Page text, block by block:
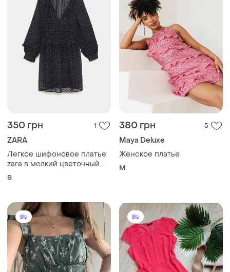
350 грн 1
ZARA
Легкое шифоновое платье
zara в мелкий цветочный
принт, размер s
S
380 грн 5
Maya Deluxe
Женское платье
M